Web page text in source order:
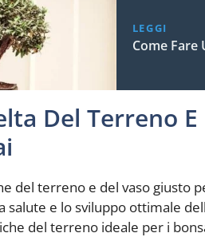
LEGGI
Come Fare
Del Terreno
del terreno e del vaso giusto
salute e lo sviluppo ottimale
del terreno ideale per i